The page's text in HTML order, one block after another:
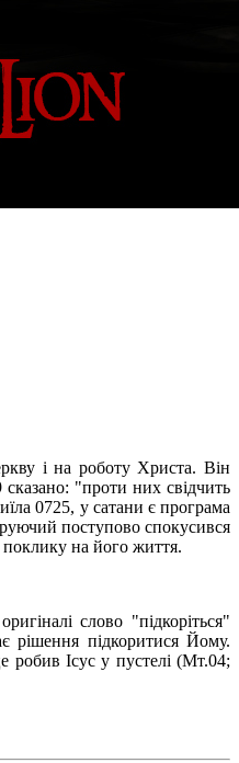
і на роботу Христа. Він
"проти них свідчить
0725, у сатани є програма
поступово спокусився
поклику на його життя.
слово "підкоріться"
рішення підкоритися Йому.
робив Ісус у пустелі (Мт.04;